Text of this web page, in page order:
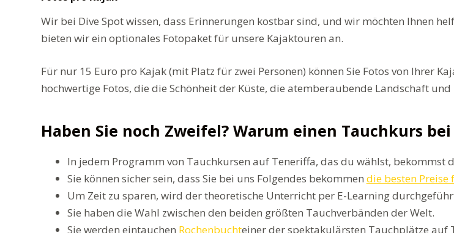
Wir bei Dive Spot wissen, dass Erinnerungen kostbar sind, und wir möchten Ihnen
bieten wir ein optionales Fotopaket für unsere Kajaktouren an.
Für nur 15 Euro pro Kajak (mit Platz für zwei Personen) können Sie Fotos von Ihrer
hochwertige Fotos, die die Schönheit der Küste, die atemberaubende Landschaft
Haben Sie noch Zweifel? Warum einen Tauchkurs
In jedem Programm von Tauchkursen auf Teneriffa, das du wählst,
Sie können sicher sein, dass Sie bei uns Folgendes bekommen die besten
Um Zeit zu sparen, wird der theoretische Unterricht per E-Learning
Sie haben die Wahl zwischen den beiden größten Tauchverbänden der Welt.
Sie werden eintauchen Rochenbuchteiner der spektakulärsten Tauchplätze auf